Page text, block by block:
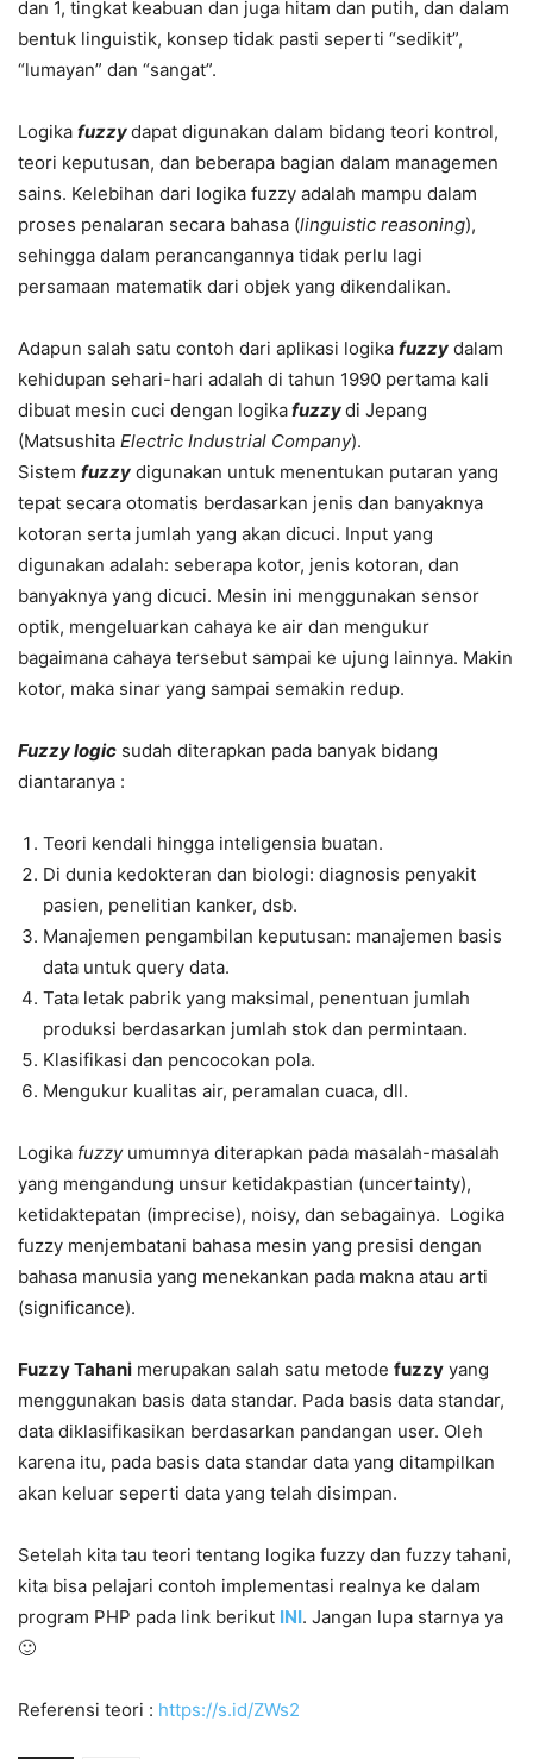
dan 1, tingkat keabuan dan juga hitam dan putih, dan dalam
bentuk linguistik, konsep tidak pasti seperti “sedikit”,
“lumayan” dan “sangat”.
Logika fuzzydapat digunakan dalam bidang teori kontrol,
teori keputusan, dan beberapa bagian dalam managemen
sains. Kelebihan dari logika fuzzy adalah mampu dalam
proses penalaran secara bahasa (linguistic reasoning),
sehingga dalam perancangannya tidak perlu lagi
persamaan matematik dari objek yang dikendalikan.
Adapun salah satu contoh dari aplikasi logika fuzzy dalam
kehidupan sehari-hari adalah di tahun 1990 pertama kali
dibuat mesin cuci dengan logikafuzzydi Jepang
(Matsushita Electric Industrial Company).
Sistem fuzzy digunakan untuk menentukan putaran yang
tepat secara otomatis berdasarkan jenis dan banyaknya
kotoran serta jumlah yang akan dicuci. Input yang
digunakan adalah: seberapa kotor, jenis kotoran, dan
banyaknya yang dicuci. Mesin ini menggunakan sensor
optik, mengeluarkan cahaya ke air dan mengukur
bagaimana cahaya tersebut sampai ke ujung lainnya. Makin
kotor, maka sinar yang sampai semakin redup.
Fuzzy logic sudah diterapkan pada banyak bidang
diantaranya :
Teori kendali hingga inteligensia buatan.
Di dunia kedokteran dan biologi: diagnosis penyakit
pasien, penelitian kanker, dsb.
Manajemen pengambilan keputusan: manajemen basis
data untuk query data.
Tata letak pabrik yang maksimal, penentuan jumlah
produksi berdasarkan jumlah stok dan permintaan.
Klasifikasi dan pencocokan pola.
Mengukur kualitas air, peramalan cuaca, dll.
Logika fuzzyumumnya diterapkan pada masalah-masalah
yang mengandung unsur ketidakpastian (uncertainty),
ketidaktepatan (imprecise), noisy, dan sebagainya. Logika
fuzzy menjembatani bahasa mesin yang presisi dengan
bahasa manusia yang menekankan pada makna atau arti
(significance).
Fuzzy Tahani merupakan salah satu metode fuzzy yang
menggunakan basis data standar. Pada basis data standar,
data diklasifikasikan berdasarkan pandangan user. Oleh
karena itu, pada basis data standar data yang ditampilkan
akan keluar seperti data yang telah disimpan.
Setelah kita tau teori tentang logika fuzzy dan fuzzy tahani,
kita bisa pelajari contoh implementasi realnya ke dalam
program PHP pada link berikut INI. Jangan lupa starnya ya
🙂
Referensi teori : https://s.id/ZWs2